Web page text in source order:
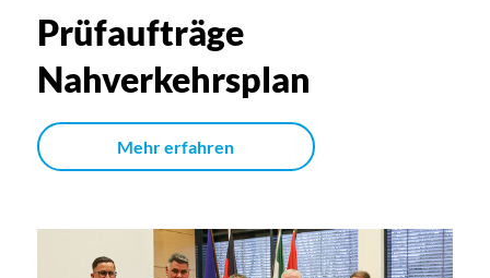
Prüfaufträge
Nahverkehrsplan
Mehr erfahren